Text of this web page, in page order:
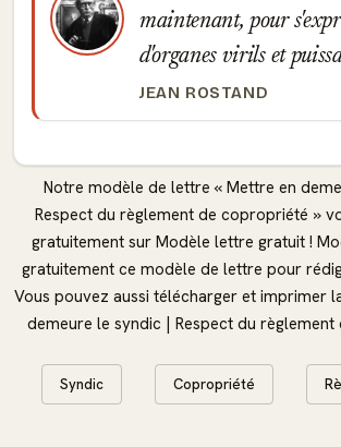
maintenant, pour
d'organes virils et
JEAN ROSTAND
Notre modèle de lettre « Mettre en
Respect du règlement de copropriété »
gratuitement sur Modèle lettre gratuit !
gratuitement ce modèle de lettre pour
Vous pouvez aussi télécharger et imprimer
demeure le syndic | Respect du
Syndic Copropriété